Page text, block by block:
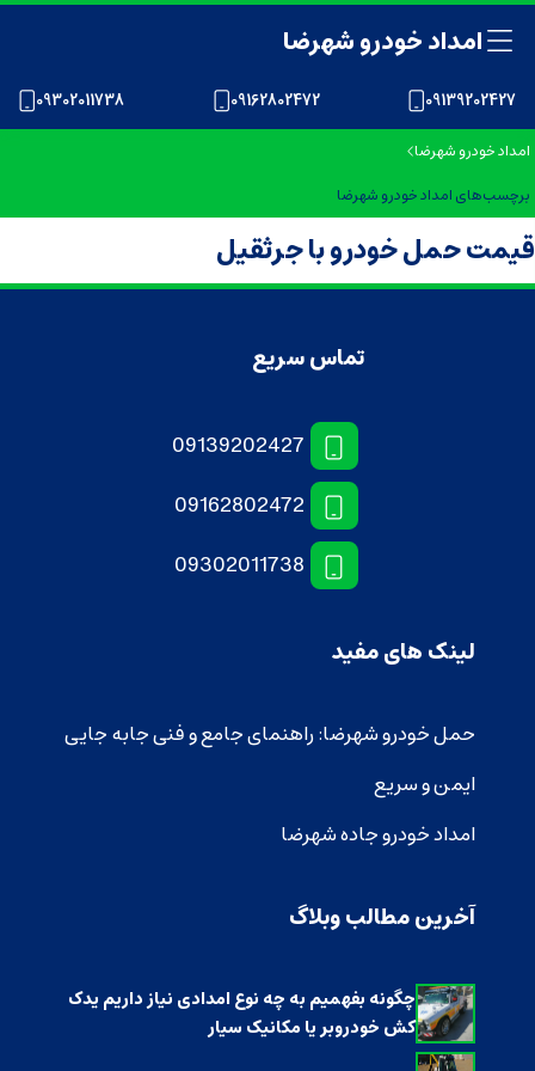
امداد خودرو شهرضا
09139202427
09162802472
09302011738
امداد خودرو شهرضا
برچسب‌های امداد خودرو شهرضا
قیمت حمل خودرو با جرثقیل
تماس سریع
09139202427
09162802472
09302011738
لینک های مفید
حمل خودرو شهرضا: راهنمای جامع و فنی جابه‌ جایی
ایمن و سریع
امداد خودرو جاده شهرضا
آخرین مطالب وبلاگ
چگونه بفهمیم به چه نوع امدادی نیاز داریم یدک
کش خودروبر یا مکانیک سیار